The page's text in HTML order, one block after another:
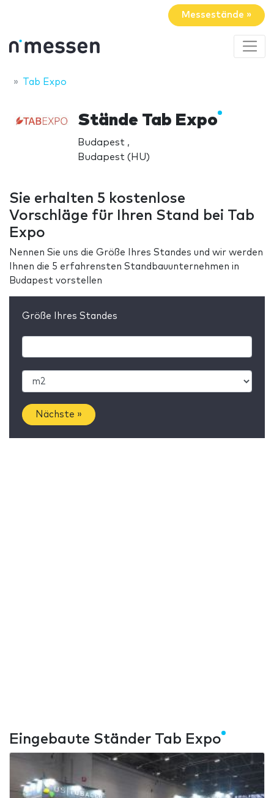
Messestände »
Tab Expo
Stände Tab Expo
Budapest ,
Budapest (HU)
Sie erhalten 5 kostenlose
Vorschläge für Ihren Stand bei Tab
Expo
Nennen Sie uns die Größe Ihres Standes und wir werden
Ihnen die 5 erfahrensten Standbauunternehmen in
Budapest vorstellen
Größe Ihres Standes
Nächste »
Eingebaute Ständer Tab Expo